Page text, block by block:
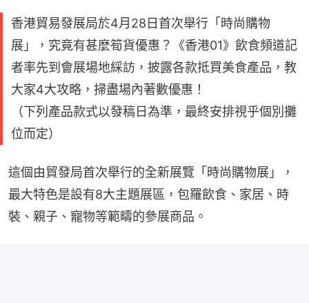
香港貿易發展局於4月28日首次舉行「時尚購物
展」，究竟有甚麼筍貨優惠？《香港01》飲食頻道記
者率先到會展場地綵訪，披露各款抵買美食產品，教
大家4大攻略，掃盡場內著數優惠！
（下列產品款式以發稿日為準，最終安排視乎個別攤
位而定）
這個由貿發局首次舉行的全新展覽「時尚購物展」，
最大特色是設有8大主題展區，包羅飲食、家居、時
裝、親子、寵物等範疇的參展商品。